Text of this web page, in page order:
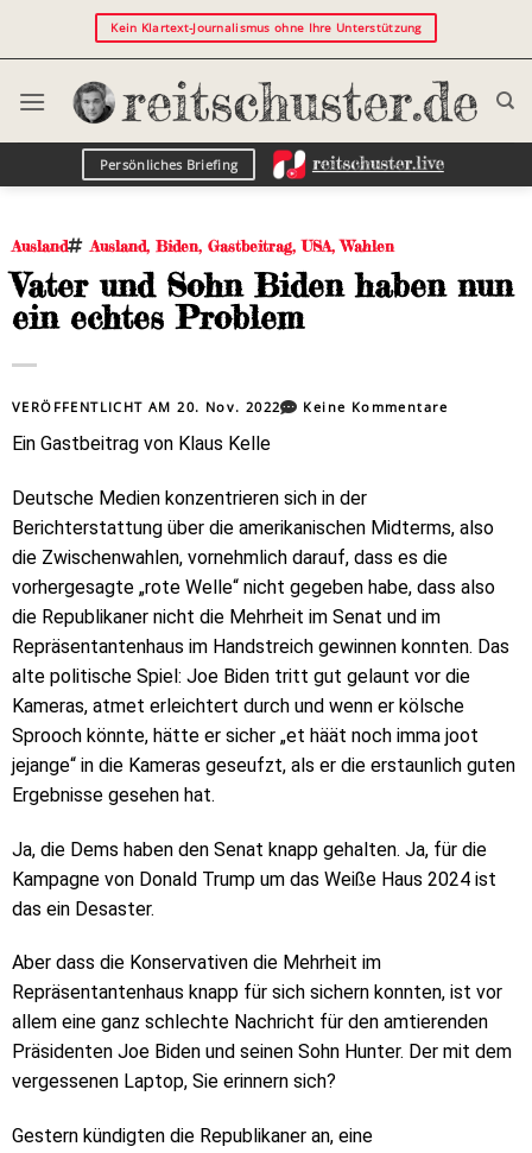
Kein Klartext-Journalismus ohne Ihre Unterstützung
Persönliches Briefing
Ausland Ausland, Biden, Gastbeitrag,USA,Wahlen
Vater und Sohn Biden haben nun
ein echtes Problem
VERÖFFENTLICHT AM20. Nov. 2022 Keine Kommentare
Ein Gastbeitrag von Klaus Kelle
Deutsche Medien konzentrieren sich in der
Berichterstattung über die amerikanischen Midterms, also
die Zwischenwahlen, vornehmlich darauf, dass es die
vorhergesagte „rote Welle“ nicht gegeben habe, dass also
die Republikaner nicht die Mehrheit im Senat und im
Repräsentantenhaus im Handstreich gewinnen konnten. Das
alte politische Spiel: Joe Biden tritt gut gelaunt vor die
Kameras, atmet erleichtert durch und wenn er kölsche
Sprooch könnte, hätte er sicher „et häät noch imma joot
jejange“ in die Kameras geseufzt, als er die erstaunlich guten
Ergebnisse gesehen hat.
Ja, die Dems haben den Senat knapp gehalten. Ja, für die
Kampagne von Donald Trump um das Weiße Haus 2024 ist
das ein Desaster.
Aber dass die Konservativen die Mehrheit im
Repräsentantenhaus knapp für sich sichern konnten, ist vor
allem eine ganz schlechte Nachricht für den amtierenden
Präsidenten Joe Biden und seinen Sohn Hunter. Der mit dem
vergessenen Laptop, Sie erinnern sich?
Gestern kündigten die Republikaner an, eine